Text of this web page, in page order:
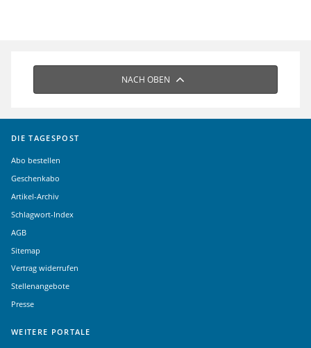
NACH OBEN
DIE TAGESPOST
Abo bestellen
Geschenkabo
Artikel-Archiv
Schlagwort-Index
AGB
Sitemap
Vertrag widerrufen
Stellenangebote
Presse
WEITERE PORTALE